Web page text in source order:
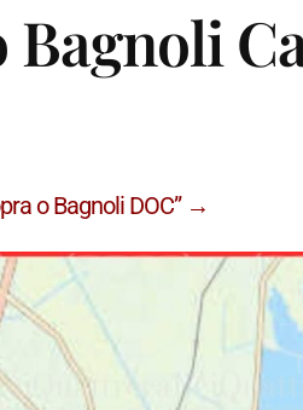
o Bagnoli DOC” →